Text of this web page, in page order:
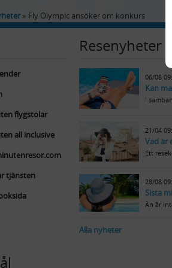
Fly Olympic ansöker om konkurs
flygstolar
all inclusive
tjänsten
Resenyheter
06/08
Kan
I
21/04
Vad är
Ett
28/08
Sista
Än är
Alla nyheter